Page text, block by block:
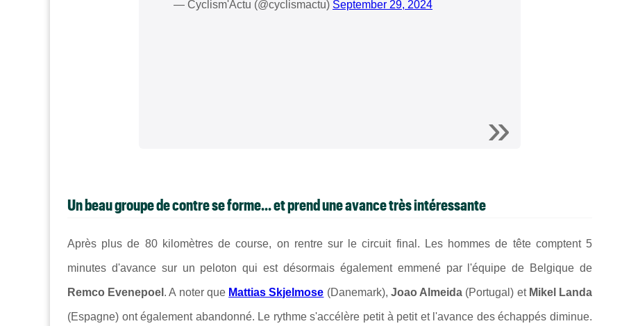
— Cyclism'Actu (@cyclismactu) September 29, 2024
Un beau groupe de contre se forme... et prend une avance très intéressante
Après plus de 80 kilomètres de course, on rentre sur le circuit final. Les hommes de tête comptent 5
minutes d'avance sur un peloton qui est désormais également emmené par l'équipe de Belgique de
Remco Evenepoel . A noter que Mattias Skjelmose (Danemark), Joao Almeida (Portugal) etMikel Landa
(Espagne) ont également abandonné. Le rythme s'accélère petit à petit et l'avance des échappés diminue.